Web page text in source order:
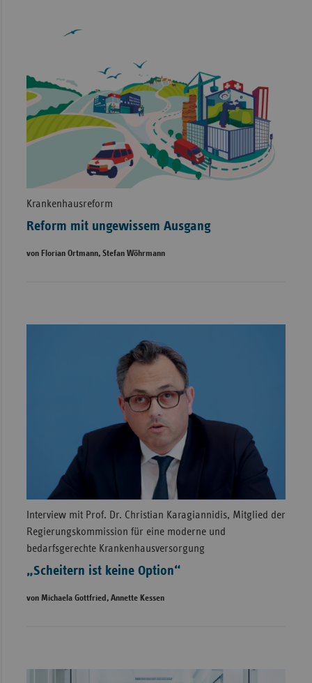
Krankenhausreform
Reform mit ungewissem Ausgang
von Florian Ortmann, Stefan Wöhrmann
Interview mit Prof. Dr. Christian Karagiannidis, Mitglied der
Regierungskommission für eine moderne und
bedarfsgerechte Krankenhausversorgung
„Scheitern ist keine Option“
von Michaela Gottfried, Annette Kessen